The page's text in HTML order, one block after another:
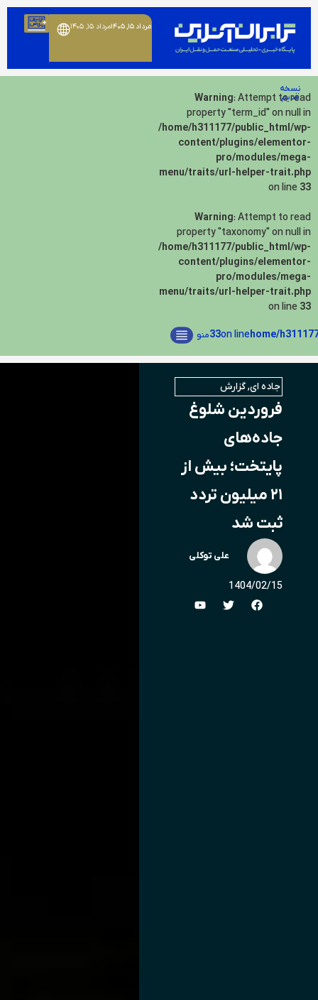
مرداد ۱۵, ۱۴۰۵ مرداد ۱۵, ۱۴۰۵
نسخه
قدیم Warning: Attempt to read
property "term_id" on null in
/home/h311177/public_html/wp-
content/plugins/elementor-
pro/modules/mega-
menu/traits/url-helper-trait.php
on line 33
Warning: Attempt to read
property "taxonomy" on null in
/home/h311177/public_html/wp-
content/plugins/elementor-
pro/modules/mega-
menu/traits/url-helper-trait.php
on line 33
on line
33منو
جاده ای,گزارش
فروردین شلوغ
جاده‌های
پایتخت؛ بیش از
۲۱ میلیون تردد
ثبت شد
علی توکلی
1404/02/15